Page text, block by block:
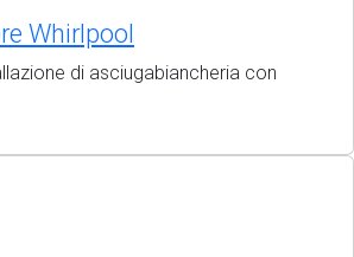
Whirlpool
di asciugabiancheria con